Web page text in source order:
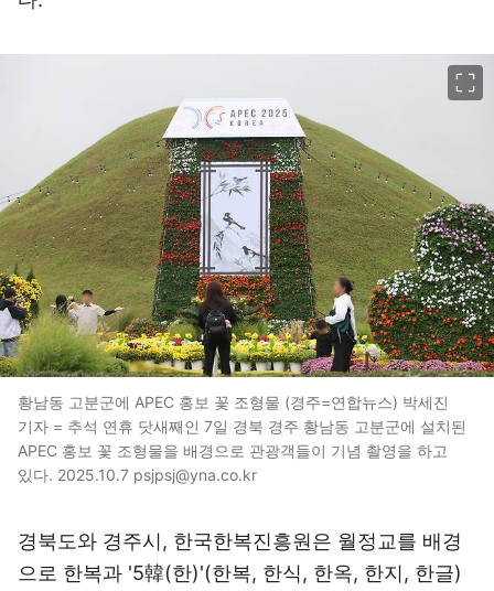
황남동 고분군에 APEC 홍보 꽃 조형물 (경주=연합뉴스) 박세진
기자 = 추석 연휴 닷새째인 7일 경북 경주 황남동 고분군에 설치된
APEC 홍보 꽃 조형물을 배경으로 관광객들이 기념 촬영을 하고
있다. 2025.10.7 psjpsj@yna.co.kr
경북도와 경주시, 한국한복진흥원은 월정교를 배경
으로 한복과 '5韓(한)'(한복, 한식, 한옥, 한지, 한글)